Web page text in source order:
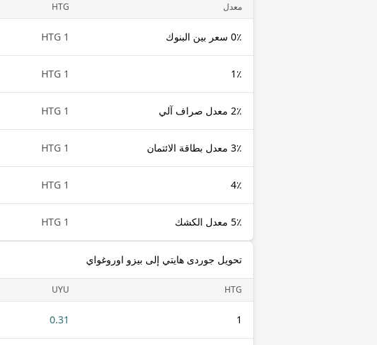
معدل HTG
0٪ سعر بين البنوك 1 HTG
1٪ 1 HTG
2٪ معدل صراف آلي 1 HTG
3٪ معدل بطاقة الائتمان 1 HTG
4٪ 1 HTG
5٪ معدل الكشك 1 HTG
تحويل جوردى هايتي إلى بيزو اوروغواي
HTG
UYU
1
0.31